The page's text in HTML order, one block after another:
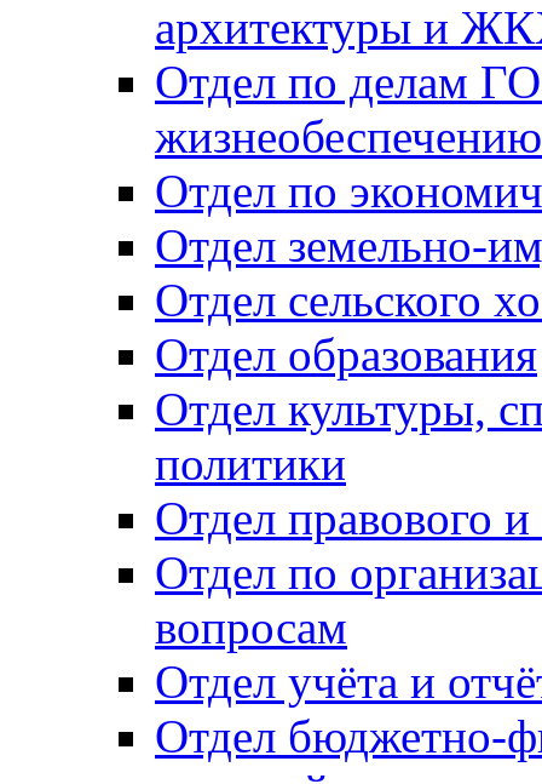
архитектуры и
Отдел по делам
Отдел по
Отдел земельно-
Отдел сельского
Отдел образования
Отдел культуры,
политики
Отдел правового
Отдел по
вопросам
Отдел учёта и
Отдел бюджетно-